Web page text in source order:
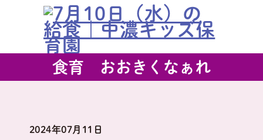
食育 おおきくなぁれ
2024年07月11日